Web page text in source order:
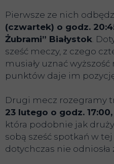
Pierwsze ze nich
(czwartek) o godz.
Żubrami” Białystok.
sześć meczy, z czego
musiały uznać wyższość
punktów daje im
Drugi mecz rozegramy
23 lutego o godz.
która podobnie jak
sobą sześć spotkań w
dotychczas nie